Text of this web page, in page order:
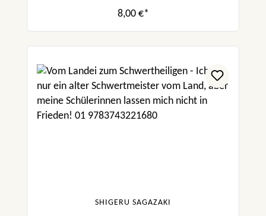
aber meine Schülerinnen lassen mich nicht
in Frieden! 02
8,00 €*
SHIGERU SAGAZAKI